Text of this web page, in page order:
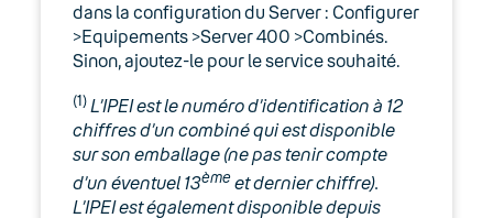
dans la configuration du Server : Configurer
>Equipements >Server 400 >Combinés.
Sinon, ajoutez-le pour le service souhaité.
(1) L’IPEI est le numéro d’identification à 12
chiffres d’un combiné qui est disponible
sur son emballage (ne pas tenir compte
d’un éventuel 13èmeet dernier chiffre).
L’IPEI est également disponible depuis